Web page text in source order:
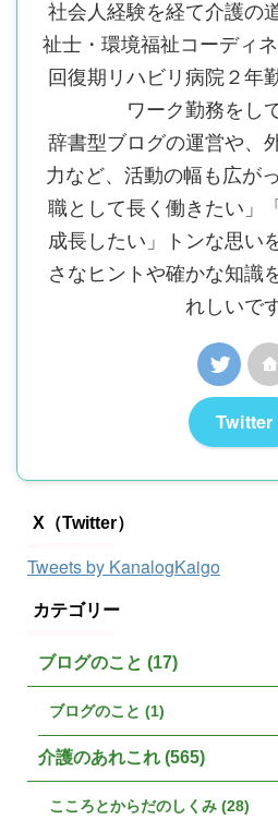
社会人経験を経て介護の
祉士・環境福祉コーディ
回復期リハビリ病院２年
ワーク勤務をし
辞書型ブログの運営や、
力など、活動の幅も広が
職として長く働きたい」
成長したい」トンな思い
さなヒントや確かな知識
れしいです
Twitter
X（Twitter）
Tweets by KanalogKaigo
カテゴリー
ブログのこと (17)
ブログのこと (1)
介護のあれこれ (565)
こころとからだのしくみ (28)